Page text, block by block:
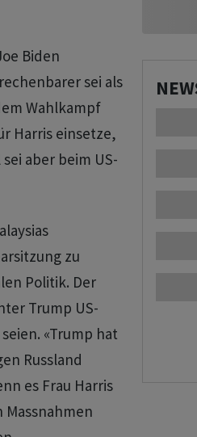
Biden
sei als
Wahlkampf
Harris einsetze,
aber beim US-
zu
Politik. Der
Trump US-
«Trump hat
Russland
es Frau Harris